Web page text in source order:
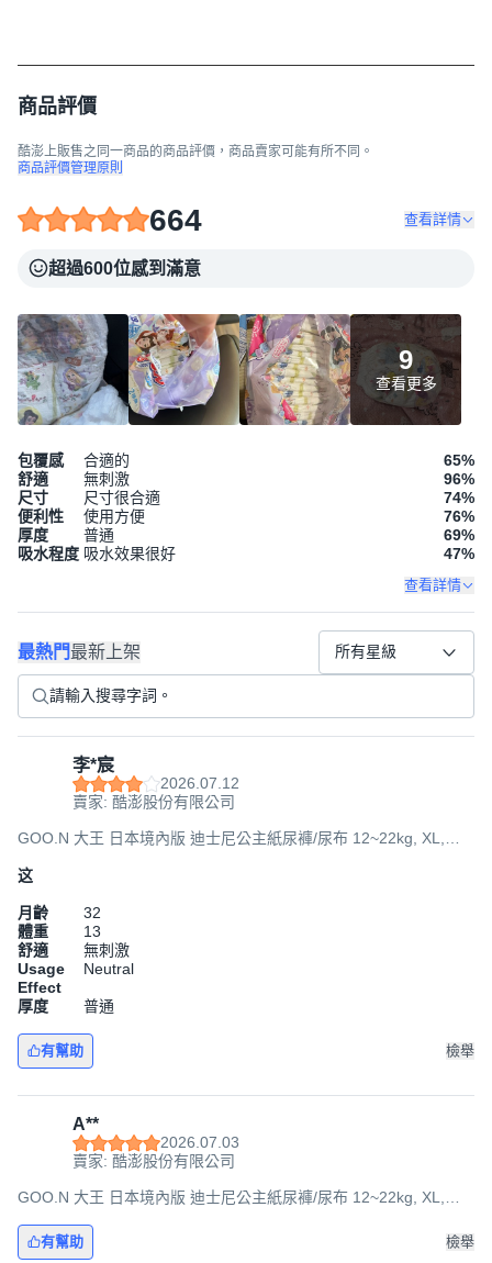
商品評價
酷澎上販售之同一商品的商品評價，商品賣家可能有所不同。
商品評價管理原則
664 查看詳情
超過600位感到滿意
9
查看更多
包覆感 合適的 65%
舒適
無刺激 96%
尺寸
尺寸很合適 74%
便利性
使用方便 76%
厚度
普通 69%
吸水程度 吸水效果很好 47%
查看詳情
最熱門最新上架 所有星級
李*宸
2026.07.12
賣家: 酷澎股份有限公司
GOO.N 大王 日本境內版 迪士尼公主紙尿褲/尿布 12~22kg, XL,
这
月齡
32
體重
13
舒適
無刺激
Usage
Effect
Neutral
厚度 普通
有幫助 檢舉
A**
2026.07.03
賣家: 酷澎股份有限公司
GOO.N 大王 日本境內版 迪士尼公主紙尿褲/尿布 12~22kg, XL,
有幫助 檢舉